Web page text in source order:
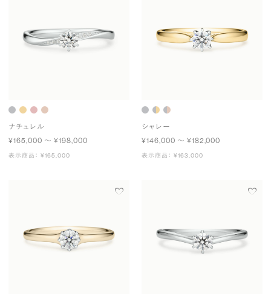
ナチュレル
¥165,000 〜 ¥198,000
表示商品： ¥165,000
シャレー
¥146,000 〜 ¥182,000
表示商品： ¥163,000